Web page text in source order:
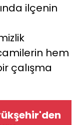
ilçenin
hem
çalışma